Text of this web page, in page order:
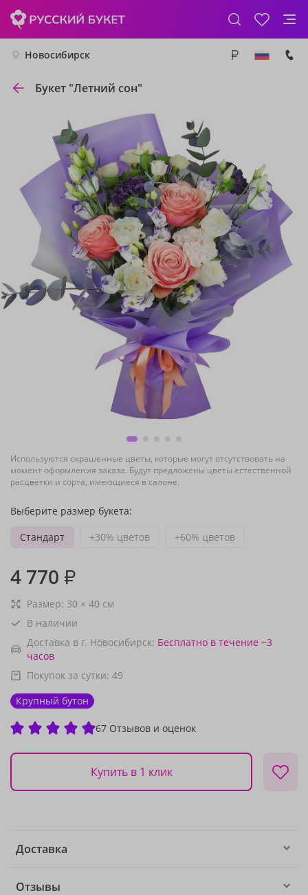
Новосибирск
Букет "Летний сон"
Используются окрашенные цветы, которые могут отсутствовать на
момент оформления заказа. Будут предложены цветы естественной
расцветки и сорта, имеющиеся в салоне.
Выберите размер букета:
Стандарт
+30% цветов +60% цветов
4 770 ₽
Размер: 30 × 40 см
В наличии
Доставка в г. Новосибирск: Бесплатно в течение ~3
часов
Покупок за сутки: 49
Крупный бутон
67 Отзывов и оценок
Купить в 1 клик
Доставка
Отзывы